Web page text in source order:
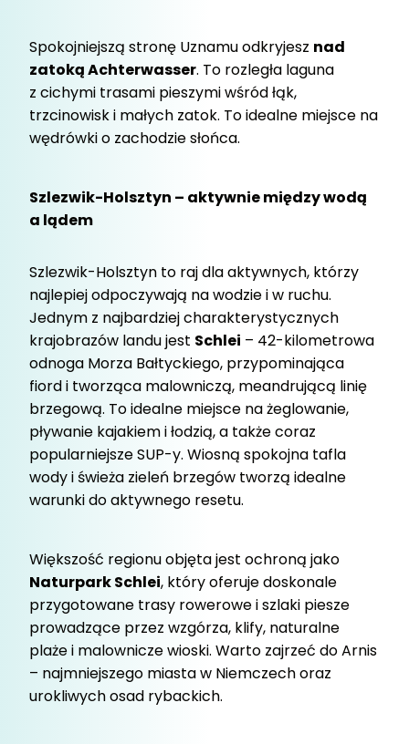
Spokojniejszą stronę Uznamu odkryjesz nad
zatoką Achterwasser. To rozległa laguna
z cichymi trasami pieszymi wśród łąk,
trzcinowisk i małych zatok. To idealne miejsce na
wędrówki o zachodzie słońca.
Szlezwik-Holsztyn – aktywnie między wodą
a lądem
Szlezwik-Holsztyn to raj dla aktywnych, którzy
najlepiej odpoczywają na wodzie i w ruchu.
Jednym z najbardziej charakterystycznych
krajobrazów landu jest Schlei – 42-kilometrowa
odnoga Morza Bałtyckiego, przypominająca
fiord i tworząca malowniczą, meandrującą linię
brzegową. To idealne miejsce na żeglowanie,
pływanie kajakiem i łodzią, a także coraz
popularniejsze SUP-y. Wiosną spokojna tafla
wody i świeża zieleń brzegów tworzą idealne
warunki do aktywnego resetu.
Większość regionu objęta jest ochroną jako
Naturpark Schlei, który oferuje doskonale
przygotowane trasy rowerowe i szlaki piesze
prowadzące przez wzgórza, klify, naturalne
plaże i malownicze wioski. Warto zajrzeć do Arnis
– najmniejszego miasta w Niemczech oraz
urokliwych osad rybackich.